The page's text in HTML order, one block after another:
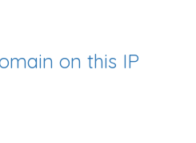
on this IP